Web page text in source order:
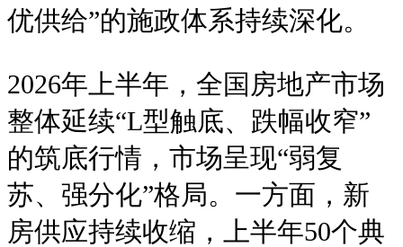
优供给”的施政体系持续深化。
2026年上半年，全国房地产市场
整体延续“L型触底、跌幅收窄”
的筑底行情，市场呈现“弱复
苏、强分化”格局。一方面，新
房供应持续收缩，上半年50个典